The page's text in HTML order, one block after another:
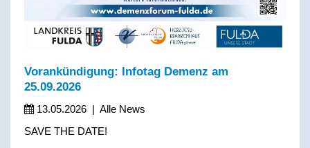
Vorankündigung: Infotag Demenz am
25.09.2026
13.05.2026 |Alle News
SAVE THE DATE!